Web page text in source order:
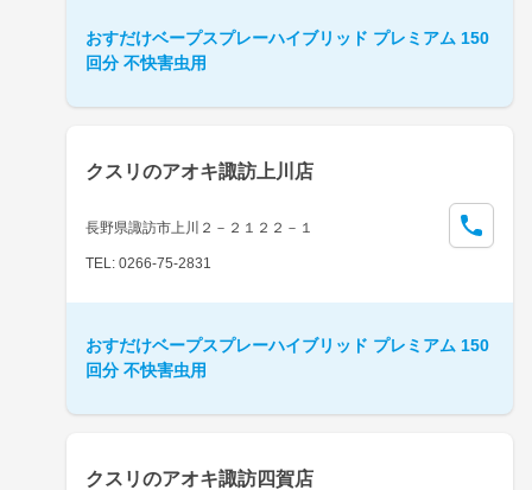
おすだけベープスプレーハイブリッド プレミアム 150
回分 不快害虫用
クスリのアオキ諏訪上川店
長野県諏訪市上川２－２１２２－１
TEL: 0266-75-2831
おすだけベープスプレーハイブリッド プレミアム 150
回分 不快害虫用
クスリのアオキ諏訪四賀店